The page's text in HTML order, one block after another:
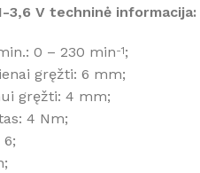
3,6 V techninė informacija:
0 – 230 min-1;
gręžti: 6 mm;
gręžti: 4 mm;
4 Nm;